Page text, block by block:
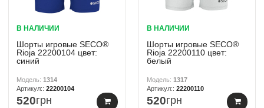
В НАЛИЧИИ
Шорты игровые SECO®
Rioja 22200104 цвет:
синий
1314
22200104
520грн
В НАЛИЧИИ
Шорты игровые SECO®
Rioja 22200110 цвет:
белый
1317
22200110
520грн